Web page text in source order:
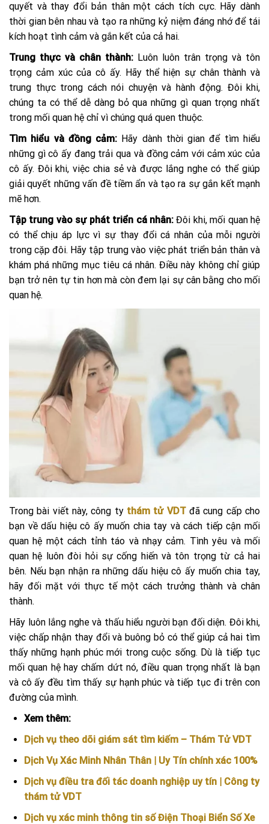
quyết và thay đổi bản thân một cách tích cực. Hãy dành
thời gian bên nhau và tạo ra những kỷ niệm đáng nhớ để tái
kích hoạt tình cảm và gắn kết của cả hai.
Trung thực và chân thành: Luôn luôn trân trọng và tôn
trọng cảm xúc của cô ấy. Hãy thể hiện sự chân thành và
trung thực trong cách nói chuyện và hành động. Đôi khi,
chúng ta có thể dễ dàng bỏ qua những gì quan trọng nhất
trong mối quan hệ chỉ vì chúng quá quen thuộc.
Tìm hiểu và đồng cảm: Hãy dành thời gian để tìm hiểu
những gì cô ấy đang trải qua và đồng cảm với cảm xúc của
cô ấy. Đôi khi, việc chia sẻ và được lắng nghe có thể giúp
giải quyết những vấn đề tiềm ẩn và tạo ra sự gắn kết mạnh
mẽ hơn.
Tập trung vào sự phát triển cá nhân:Đôi khi, mối quan hệ
có thể chịu áp lực vì sự thay đổi cá nhân của mỗi người
trong cặp đôi. Hãy tập trung vào việc phát triển bản thân và
khám phá những mục tiêu cá nhân. Điều này không chỉ giúp
bạn trở nên tự tin hơn mà còn đem lại sự cân bằng cho mối
quan hệ.
Trong bài viết này, công tythám tử VDTđã cung cấp cho
bạn về dấu hiệu cô ấy muốn chia tay và cách tiếp cận mối
quan hệ một cách tỉnh táo và nhạy cảm. Tình yêu và mối
quan hệ luôn đòi hỏi sự cống hiến và tôn trọng từ cả hai
bên. Nếu bạn nhận ra những dấu hiệu cô ấy muốn chia tay,
hãy đối mặt với thực tế một cách trưởng thành và chân
thành.
Hãy luôn lắng nghe và thấu hiểu người bạn đối diện. Đôi khi,
việc chấp nhận thay đổi và buông bỏ có thể giúp cả hai tìm
thấy những hạnh phúc mới trong cuộc sống. Dù là tiếp tục
mối quan hệ hay chấm dứt nó, điều quan trọng nhất là bạn
và cô ấy đều tìm thấy sự hạnh phúc và tiếp tục đi trên con
đường của mình.
Xem thêm:
Dịch vụ theo dõi giám sát tìm kiếm – Thám Tử VDT
Dịch Vụ Xác Minh Nhân Thân | Uy Tín chính xác 100%
Dịch vụ điều tra đối tác doanh nghiệp uy tín | Công ty
thám tử VDT
Dịch vụ xác minh thông tin số Điện Thoại Biển Số Xe